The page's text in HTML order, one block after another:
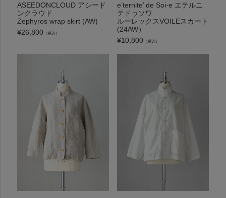
ASEEDONCLOUD アシード
ンクラウド
Zephyros wrap skirt (AW)
¥26,800 （税込）
e’ternite’ de Soi-e エテルニ
テドゥソワ
ルーレックスVOILEスカート
(24AW）
¥10,800 （税込）